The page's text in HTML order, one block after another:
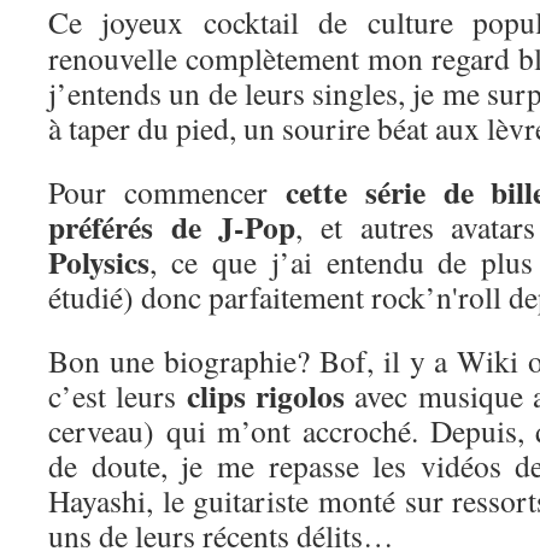
Ce joyeux cocktail de culture
renouvelle complètement mon regard
j’entends un de leurs singles, je me
à taper du pied, un sourire béat aux
Pour commencer cette série de
préférés de J-Pop, et autres
Polysics, ce que j’ai entendu de
étudié) donc parfaitement rock’n'roll
Bon une biographie? Bof, il y a Wiki
c’est leurs clips rigolos avec
cerveau) qui m’ont accroché.
de doute, je me repasse les vidéos
Hayashi, le guitariste monté sur
uns de leurs récents délits…